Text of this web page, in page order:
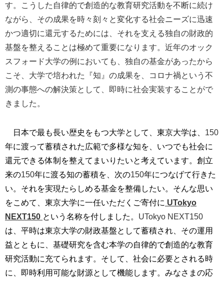
す。こうした 自律的で創造的な教育研究活動を不断に続け
ながら、その成果を時々刻々 と変化する社会ニーズに迅速
かつ適切に還元するためには、それを支える独自の財政的
基盤を整えることは極めて重要になります。近年のオック
スフォード大学の例においても、独自の基金があったから
こそ、大学で培われた『知』の成果を、コロナ禍という不
測の事態への解決策として、即時に社会実装することがで
きました。
日本で最も長い歴史をもつ大学として、東京大学は、 150
年に渡って蓄積された広範で多様な知を、いつでも社会に
還元できる体制を整えてまいりたいと考えています。創立
来の150年に渡る知の蓄積を、次の150年につなげて行きた
い。それを実現たらしめる基金を整備したい。そんな思い
をこめて、東京大学に一任いただくご寄付に UTokyo
NEXT150 という名称を付しました。 UTokyo NEXT150
は、平時は東京大学の財政基盤として蓄積され、その運用
益とともに、基礎研究を含む本学の自律的で創造的な教育
研究活動に充てられます。そして、社会に必要とされる時
に、即時利用可能な財源として機能します。みなさまの応